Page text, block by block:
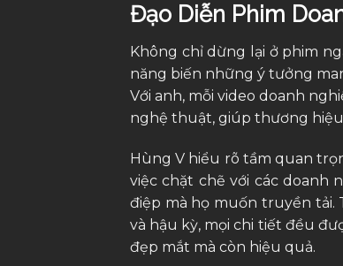
Đạo Diễn Phim
Không chỉ dừng lại ở phim
năng biến những ý tưởng
Với anh, mỗi video doanh
nghệ thuật, giúp thương hiệu
Hùng V hiểu rõ tầm quan
việc chặt chẽ với các doanh
điệp mà họ muốn truyền tải.
và hậu kỳ, mọi chi tiết đều
đẹp mắt mà còn hiệu quả.